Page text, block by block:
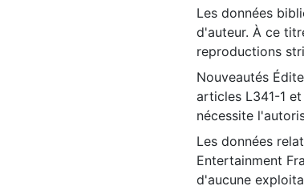
Les données
d'auteur. À ce
reproductions
Nouveautés
articles L341-1
nécessite
Les données
Entertainment
d'aucune